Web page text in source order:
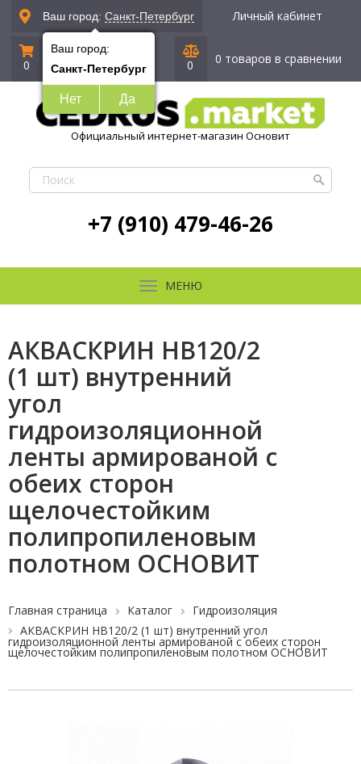
Ваш город: Санкт-Петербург
Ваш город:
Санкт-Петербург
Нет Да
Личный кабинет
0 0 позиций 0 0 товаров в сравнении
Официальный интернет-магазин Основит
+7 (910) 479-46-26
МЕНЮ
АКВАСКРИН HB120/2
(1 шт) внутренний
угол
гидроизоляционной
ленты армированой с
обеих сторон
щелочестойким
полипропиленовым
полотном ОСНОВИТ
Главная страница Каталог
Гидроизоляция
АКВАСКРИН HB120/2 (1 шт) внутренний угол
гидроизоляционной ленты армированой с обеих сторон
щелочестойким полипропиленовым полотном ОСНОВИТ